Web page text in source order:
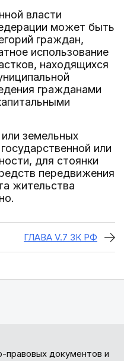
власти
может быть
граждан,
использование
находящихся
гражданами
земельных
или
для стоянки
передвижения
жительства
ГЛАВА V.7 ЗК РФ
правовых документов и